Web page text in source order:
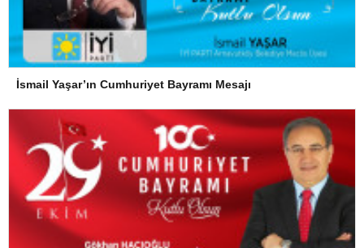
İsmail Yaşar’ın Cumhuriyet Bayramı Mesajı